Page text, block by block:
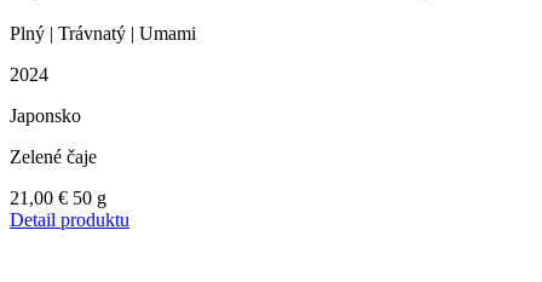
Plný | Trávnatý | Umami
2024
Japonsko
Zelené čaje
21,00 € 50 g
Detail produktu